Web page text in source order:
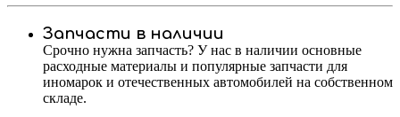
Запчасти в наличии
Срочно нужна запчасть? У нас в наличии основные
расходные материалы и популярные запчасти для
иномарок и отечественных автомобилей на собственном
складе.